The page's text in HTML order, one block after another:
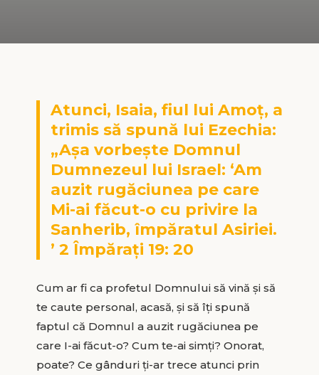
Atunci, Isaia, fiul lui Amoţ, a
trimis să spună lui Ezechia:
„Aşa vorbeşte Domnul
Dumnezeul lui Israel: ‘Am
auzit rugăciunea pe care
Mi-ai făcut-o cu privire la
Sanherib, împăratul Asiriei.
’ 2 Împărați 19: 20
Cum ar fi ca profetul Domnului să vină și să
te caute personal, acasă, și să îți spună
faptul că Domnul a auzit rugăciunea pe
care I-ai făcut-o? Cum te-ai simți? Onorat,
poate? Ce gânduri ți-ar trece atunci prin